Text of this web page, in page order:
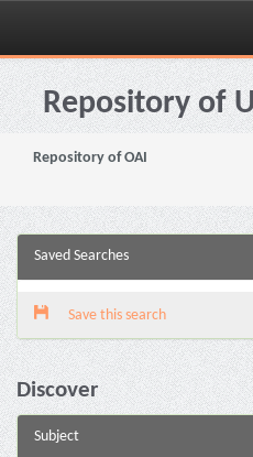
Skip
navigationRepository of
Repository of OAI
Saved Searches
Save this search
Discover
Subject